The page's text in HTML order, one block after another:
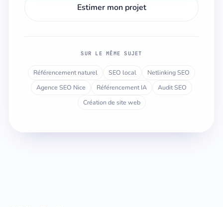
Estimer mon projet
SUR LE MÊME SUJET
Référencement naturel SEO local
Netlinking SEO
Agence SEO Nice
Référencement IA
Audit SEO
Création de site web